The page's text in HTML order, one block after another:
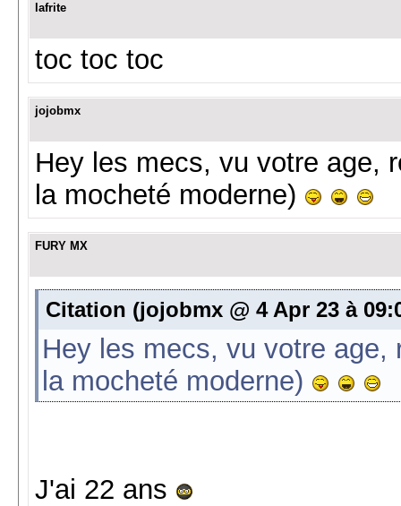
lafrite
toc toc toc
jojobmx
Hey les mecs, vu votre age,
la mocheté moderne)
FURY MX
Citation (jojobmx @ 4 Apr 23 à
Hey les mecs, vu votre age,
la mocheté moderne)
J'ai 22 ans